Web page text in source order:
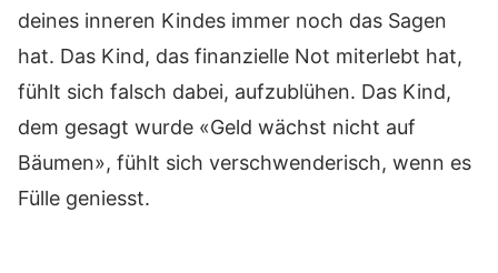
deines inneren Kindes immer noch das Sagen
hat. Das Kind, das finanzielle Not miterlebt hat,
fühlt sich falsch dabei, aufzublühen. Das Kind,
dem gesagt wurde «Geld wächst nicht auf
Bäumen», fühlt sich verschwenderisch, wenn es
Fülle geniesst.